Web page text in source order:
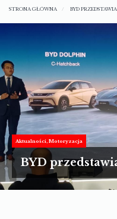
RAPORTY
SYLWETKI
NIERUCHOMOŚCI
TURYSTYKA
MOTORYZACJA
LIFESTYLE
nawigacyjna
STRONA GŁÓWNA BYD
Aktualności Motoryzacja
BYD